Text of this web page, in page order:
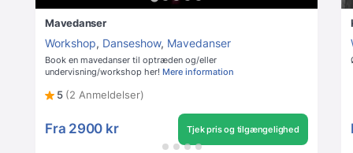
Mavedanser
Workshop, Danseshow, Mavedanser
Book en mavedanser til optræden og/eller
undervisning/workshop her! Mere information
5 (2 Anmeldelser)
Fra 2900 kr Tjek pris og tilgængelighed